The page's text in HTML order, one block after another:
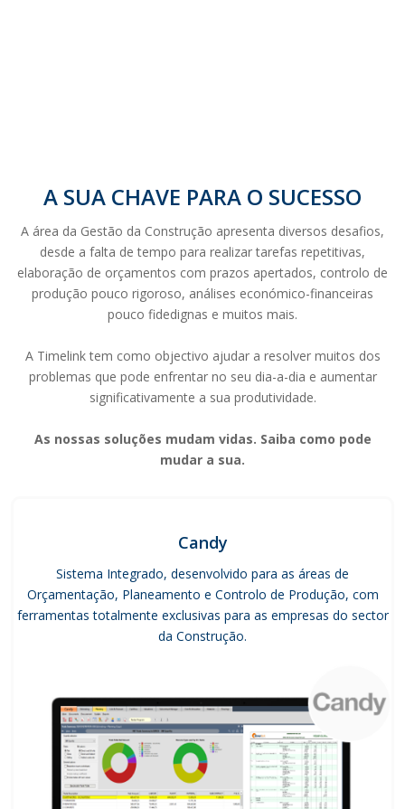
A SUA CHAVE PARA O SUCESSO
A área da Gestão da Construção apresenta diversos desafios,
desde a falta de tempo para realizar tarefas repetitivas,
elaboração de orçamentos com prazos apertados, controlo de
produção pouco rigoroso, análises económico-financeiras
pouco fidedignas e muitos mais.
A Timelink tem como objectivo ajudar a resolver muitos dos
problemas que pode enfrentar no seu dia-a-dia e aumentar
significativamente a sua produtividade.
As nossas soluções mudam vidas. Saiba como pode
mudar a sua.
Candy
Sistema Integrado, desenvolvido para as áreas de
Orçamentação, Planeamento e Controlo de Produção, com
ferramentas totalmente exclusivas para as empresas do sector
da Construção.